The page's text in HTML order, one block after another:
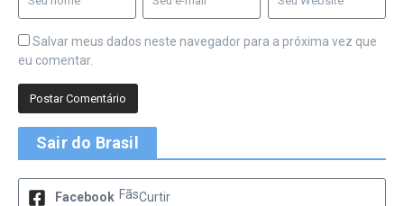
Salvar meus dados neste navegador para a próxima vez que
eu comentar.
Sair do Brasil
Facebook FãsCurtir